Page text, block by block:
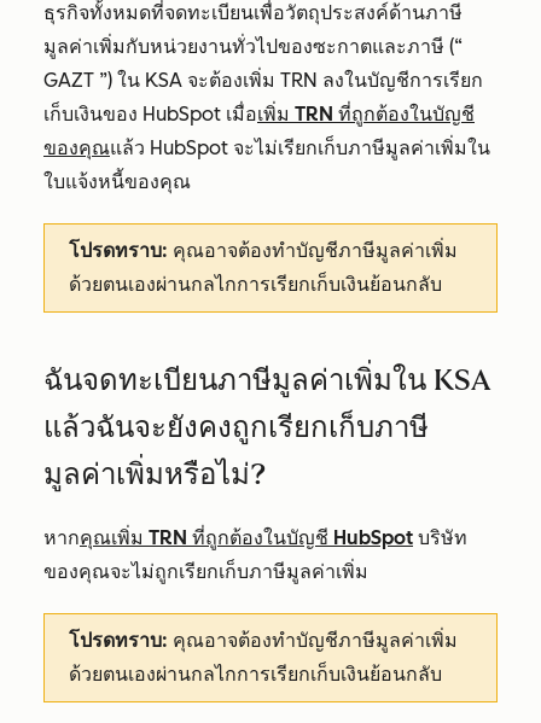
ธุรกิจทั้งหมดที่จดทะเบียนเพื่อวัตถุประสงค์ด้านภาษี
มูลค่าเพิ่มกับหน่วยงานทั่วไปของซะกาตและภาษี (“
GAZT ”) ใน KSA จะต้องเพิ่ม TRN ลงในบัญชีการเรียก
เก็บเงินของ HubSpot เมื่อเพิ่ม TRN ที่ถูกต้องในบัญชี
ของคุณแล้ว HubSpot จะไม่เรียกเก็บภาษีมูลค่าเพิ่มใน
ใบแจ้งหนี้ของคุณ
โปรดทราบ: คุณอาจต้องทำบัญชีภาษีมูลค่าเพิ่ม
ด้วยตนเองผ่านกลไกการเรียกเก็บเงินย้อนกลับ
ฉันจดทะเบียนภาษีมูลค่าเพิ่มใน KSA
แล้วฉันจะยังคงถูกเรียกเก็บภาษี
มูลค่าเพิ่มหรือไม่?
หากคุณเพิ่ม TRN ที่ถูกต้องในบัญชี HubSpot บริษัท
ของคุณจะไม่ถูกเรียกเก็บภาษีมูลค่าเพิ่ม
โปรดทราบ: คุณอาจต้องทำบัญชีภาษีมูลค่าเพิ่ม
ด้วยตนเองผ่านกลไกการเรียกเก็บเงินย้อนกลับ